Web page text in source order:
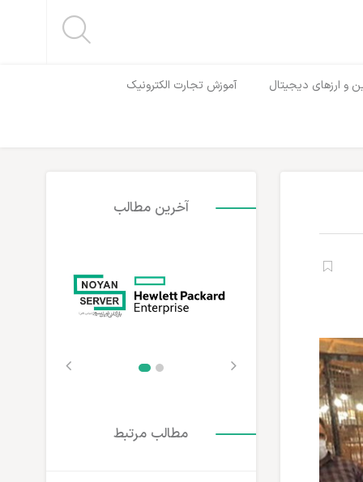
و ارزهای دیجیتال آموزش تجارت الکترونیک
آخرین مطالب
مطالب مرتبط